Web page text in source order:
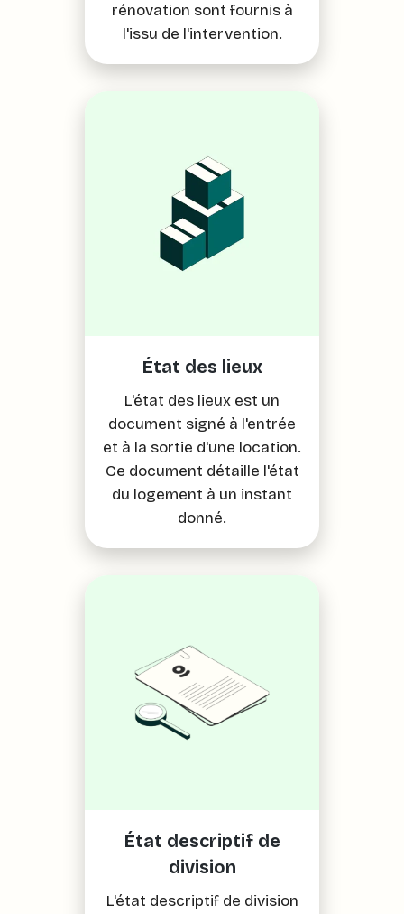
rénovation sont fournis à
l'issu de l'intervention.
État des lieux
L'état des lieux est un
document signé à l'entrée
et à la sortie d'une location.
Ce document détaille l'état
du logement à un instant
donné.
État descriptif de
division
L'état descriptif de division